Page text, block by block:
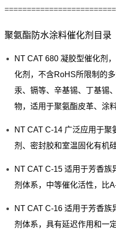
聚氨酯防水涂料催化剂目录
NT CAT 680 凝胶型催化剂
化剂，不含RoHS所限制的多
汞、镉等、辛基锡、丁基锡
物，适用于聚氨酯皮革、涂
NT CAT C-14 广泛应用于聚
剂、密封胶和室温固化有机硅
NT CAT C-15 适用于芳香
剂体系，中等催化活性，比
NT CAT C-16 适用于芳香
剂体系，具有延迟作用和一